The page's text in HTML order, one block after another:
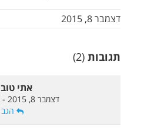
דצמבר 8, 2015
תגובות (2)
אתי
דצמבר 8, 2015 - 2:06 pm
הגב